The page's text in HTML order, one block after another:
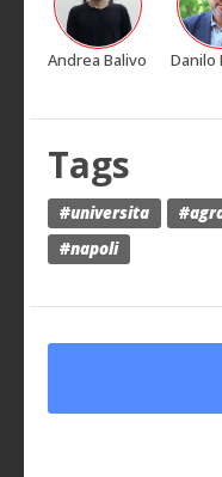
Andrea Balivo Danilo
Tags
#universita
#napoli